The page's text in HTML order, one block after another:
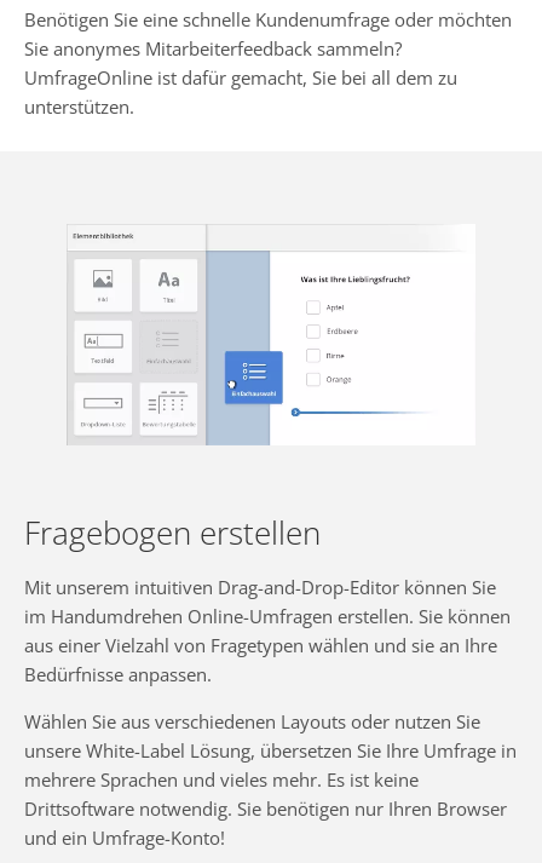
Benötigen Sie eine schnelle Kundenumfrage oder möchten
Sie anonymes Mitarbeiterfeedback sammeln?
UmfrageOnline ist dafür gemacht, Sie bei all dem zu
unterstützen.
Fragebogen erstellen
Mit unserem intuitiven Drag-and-Drop-Editor können Sie
im Handumdrehen Online-Umfragen erstellen. Sie können
aus einer Vielzahl von Fragetypen wählen und sie an Ihre
Bedürfnisse anpassen.
Wählen Sie aus verschiedenen Layouts oder nutzen Sie
unsere White-Label Lösung, übersetzen Sie Ihre Umfrage in
mehrere Sprachen und vieles mehr. Es ist keine
Drittsoftware notwendig. Sie benötigen nur Ihren Browser
und ein Umfrage-Konto!